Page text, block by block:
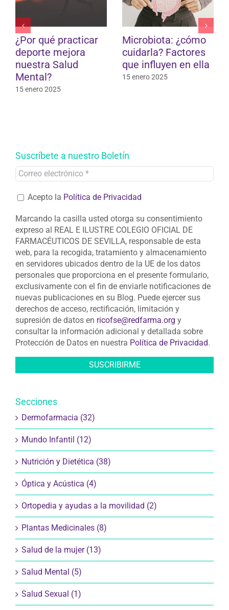
¿Qué debemos
saber para una
buena protección
solar?
30 junio 2023
Hipertensión
arterial bajo control
(III): la dieta
29 junio 2023
Suscríbete a nuestro Boletín
Acepto la Política de Privacidad
Marcando la casilla usted otorga su consentimiento
expreso al REAL E ILUSTRE COLEGIO OFICIAL DE
FARMACÉUTICOS DE SEVILLA, responsable de esta
web, para la recogida, tratamiento y almacenamiento
en servidores ubicados dentro de la UE de los datos
personales que proporciona en el presente formulario,
exclusivamente con el fin de enviarle notificaciones de
nuevas publicaciones en su Blog. Puede ejercer sus
derechos de acceso, rectificación, limitación y
supresión de datos en ricofse@redfarma.org y
consultar la información adicional y detallada sobre
Protección de Datos en nuestra Política de Privacidad.
Secciones
Dermofarmacia (32)
Mundo Infantil (12)
Nutrición y Dietética (38)
Óptica y Acústica (4)
Ortopedia y ayudas a la movilidad (2)
Plantas Medicinales (8)
Salud de la mujer (13)
Salud Mental (5)
Salud Sexual (1)